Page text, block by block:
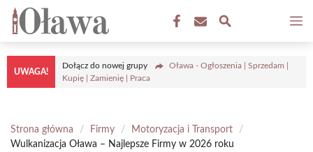
Przejdź
treści
UWAGA!
Dołącz do nowej grupy
Oława - Ogłoszenia | Sprzedam |
Kupię | Zamienię | Praca
Strona główna / Firmy / Motoryzacja i Transport
/
Wulkanizacja Oława – Najlepsze Firmy w 2026 roku